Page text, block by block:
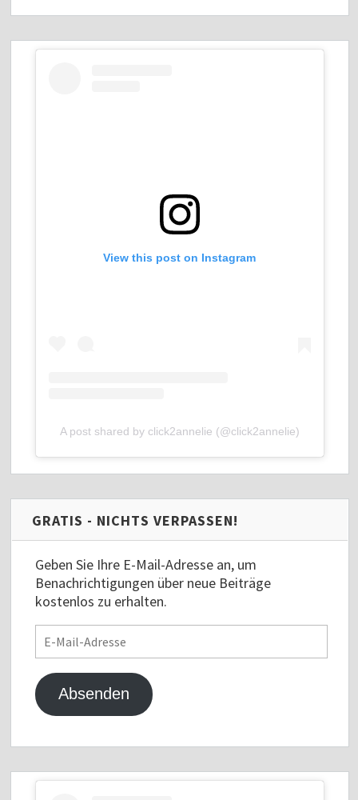
View this post on Instagram
A post shared by click2annelie (@click2annelie)
GRATIS - NICHTS VERPASSEN!
Geben Sie Ihre E-Mail-Adresse an, um
Benachrichtigungen über neue Beiträge
kostenlos zu erhalten.
Mail-
Adresse
Absenden